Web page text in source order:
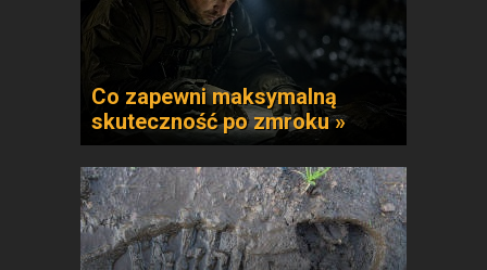
Co zapewni maksymalną
skuteczność po zmroku »